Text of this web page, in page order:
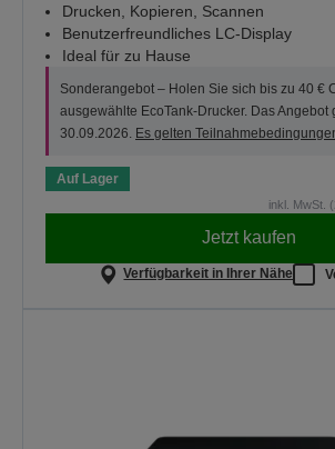
Drucken, Kopieren, Scannen
Benutzerfreundliches LC-Display
Ideal für zu Hause
Sonderangebot – Holen Sie sich bis zu 40 €
ausgewählte EcoTank-Drucker. Das Angebot
30.09.2026. Es gelten
Auf Lager
inkl. MwSt.
Jetzt kaufen
Verfügbarkeit in Ihrer Nähe